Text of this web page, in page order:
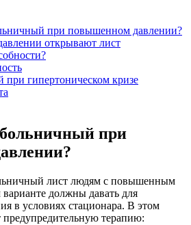
при повышенном давлении?
открывают лист
при гипертоническом кризе
при
лист людям с повышенным
должны давать для
в условиях стационара. В этом
предупредительную терапию: